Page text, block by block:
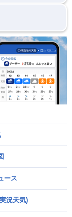
ース
況天気)